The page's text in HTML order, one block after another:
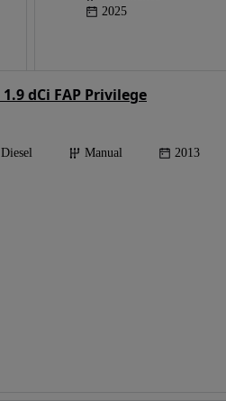
2025
dCi FAP Privilege
Diesel Manual 2013